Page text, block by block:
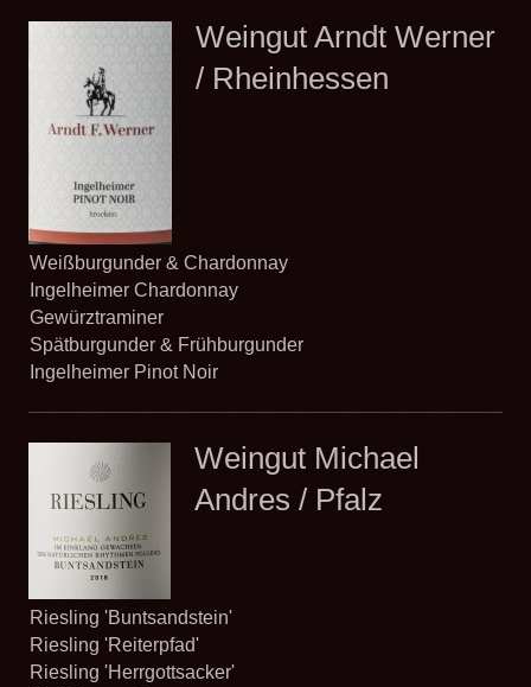
Weingut Arndt Werner
/ Rheinhessen
Weißburgunder & Chardonnay
Ingelheimer Chardonnay
Gewürztraminer
Spätburgunder & Frühburgunder
Ingelheimer Pinot Noir
Weingut Michael
Andres / Pfalz
Riesling 'Buntsandstein'
Riesling 'Reiterpfad'
Riesling 'Herrgottsacker'